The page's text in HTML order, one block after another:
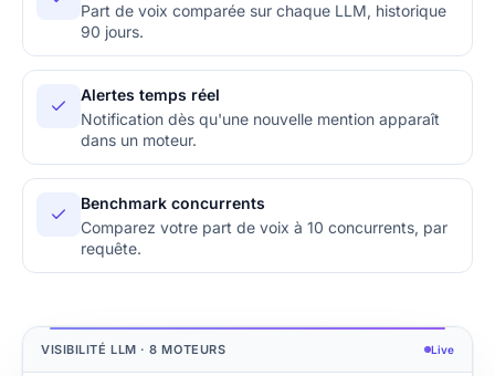
Part de voix comparée sur chaque LLM, historique
90 jours.
Alertes temps réel
Notification dès qu'une nouvelle mention apparaît
dans un moteur.
Benchmark concurrents
Comparez votre part de voix à 10 concurrents, par
requête.
VISIBILITÉ LLM · 8 MOTEURS Live